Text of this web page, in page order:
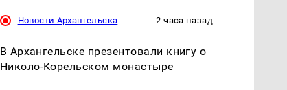
Новости Архангельска 2 часа назад
В Архангельске презентовали книгу о
Николо-Корельском монастыре